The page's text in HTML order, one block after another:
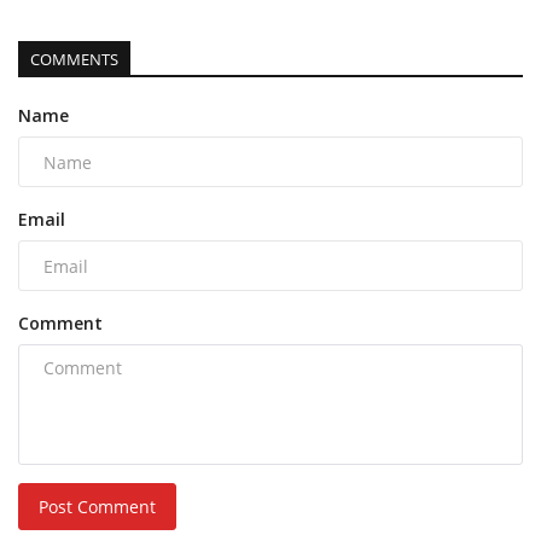
COMMENTS
Name
Email
Comment
Post Comment